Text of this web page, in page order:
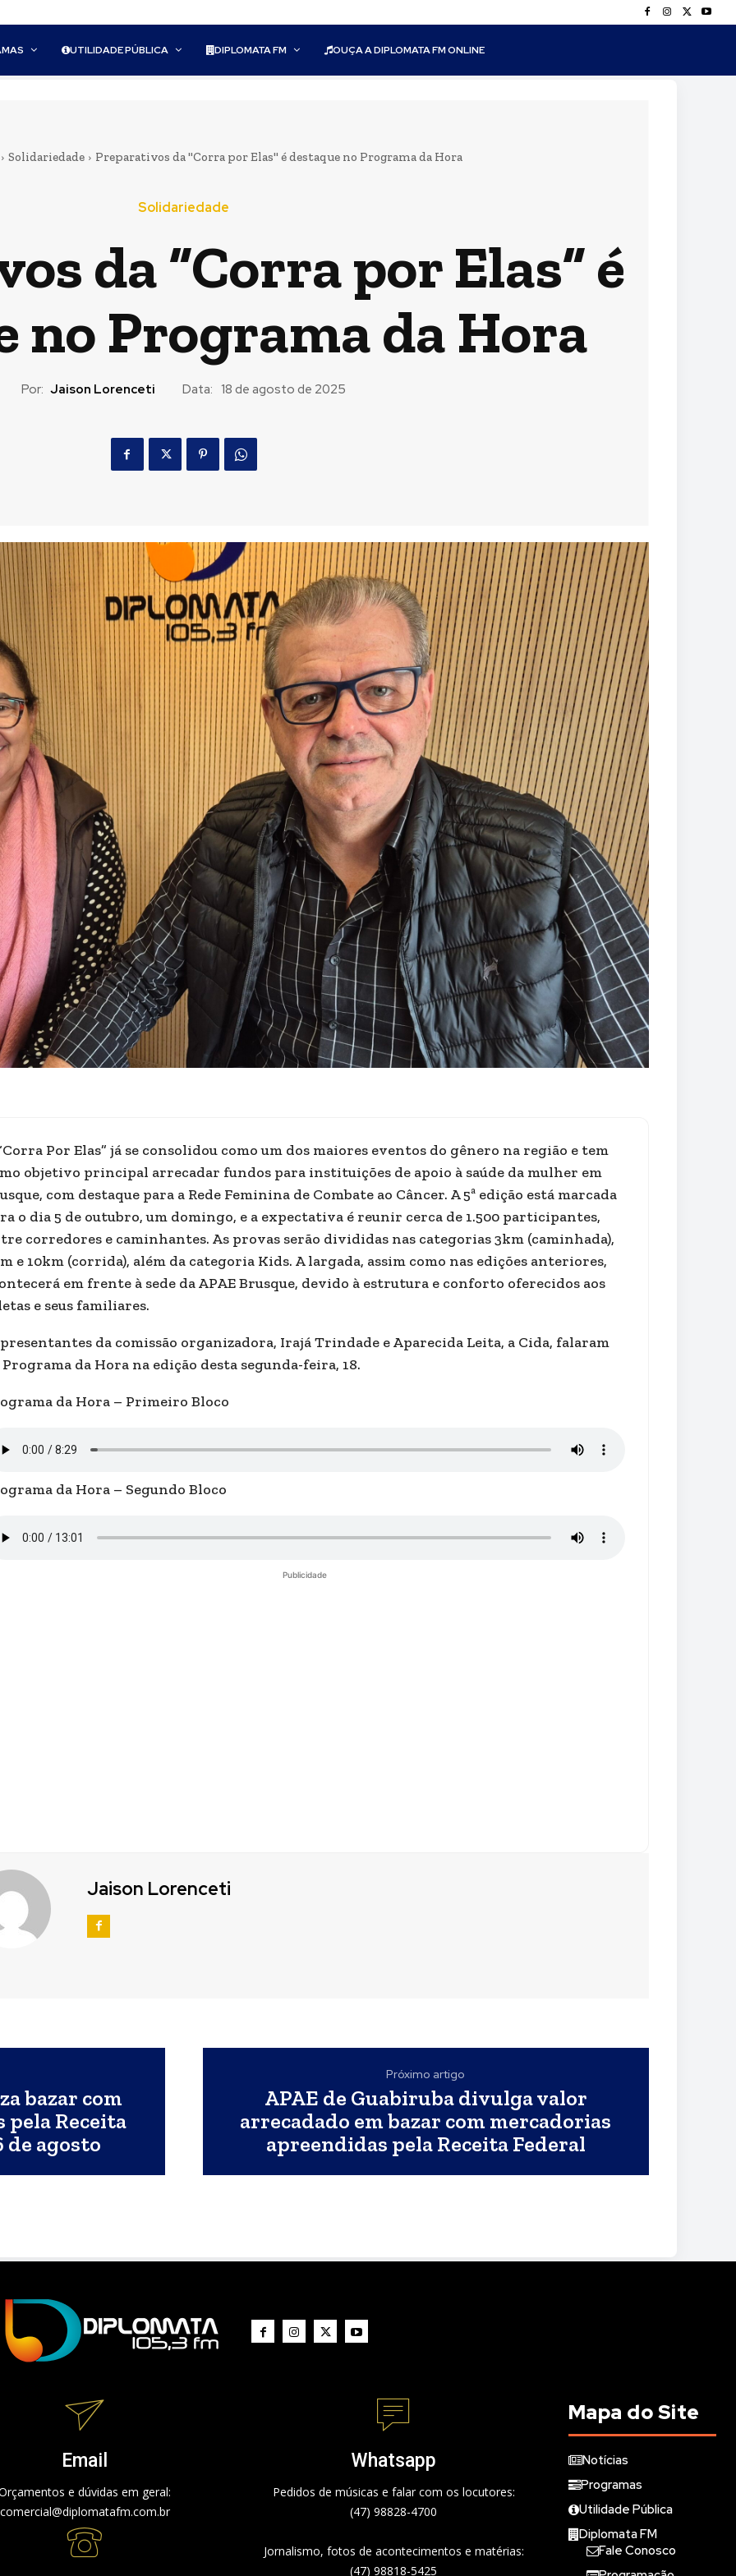
UTILIDADE PÚBLICA DIPLOMATA FM OUÇA A DIPLOMATA FM ONLINE
Solidariedade Preparativos da "Corra por Elas" é destaque no Programa da Hora
Solidariedade
da “Corra por Elas” é
no Programa da Hora
Por: Jaison Lorenceti Data: 18 de agosto de 2025
Por Elas” já se consolidou como um dos maiores eventos do gênero na região e tem
objetivo principal arrecadar fundos para instituições de apoio à saúde da mulher em
com destaque para a Rede Feminina de Combate ao Câncer. A 5ª edição está marcada
o dia 5 de outubro, um domingo, e a expectativa é reunir cerca de 1.500 participantes,
corredores e caminhantes. As provas serão divididas nas categorias 3km (caminhada),
e 10km (corrida), além da categoria Kids. A largada, assim como nas edições anteriores,
em frente à sede da APAE Brusque, devido à estrutura e conforto oferecidos aos
e seus familiares.
da comissão organizadora, Irajá Trindade e Aparecida Leita, a Cida, falaram
Programa da Hora na edição desta segunda-feira, 18.
da Hora – Primeiro Bloco
da Hora – Segundo Bloco
Publicidade
Jaison Lorenceti
bazar com
Receita
de agosto
Próximo artigo
APAE de Guabiruba divulga valor
arrecadado em bazar com mercadorias
apreendidas pela Receita Federal
Email
e dúvidas em geral:
comercial@diplomatafm.com.br
Whatsapp
Pedidos de músicas e falar com os locutores:
(47) 98828-4700
Jornalismo, fotos de acontecimentos e matérias:
(47) 98818-5425
Mapa do Site
Notícias
Programas
Utilidade Pública
Diplomata FM
Fale Conosco